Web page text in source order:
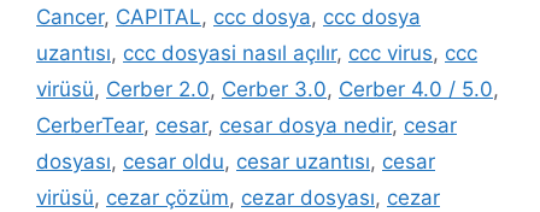
Cancer, CAPITAL, ccc dosya, ccc dosya
uzantısı, ccc dosyasi nasıl açılır, ccc virus, ccc
virüsü, Cerber 2.0, Cerber 3.0, Cerber 4.0 / 5.0,
CerberTear, cesar, cesar dosya nedir, cesar
dosyası, cesar oldu, cesar uzantısı, cesar
virüsü, cezar çözüm, cezar dosyası, cezar